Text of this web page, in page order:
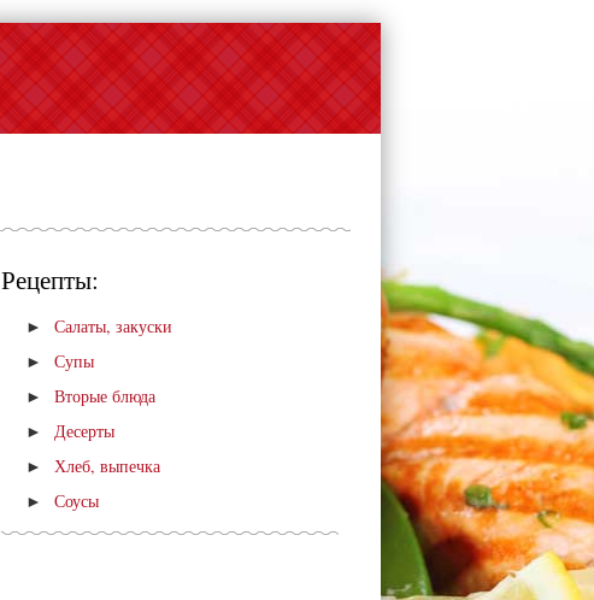
Рецепты:
►
Салаты, закуски
►
Супы
►
Вторые блюда
►
Десерты
►
Хлеб, выпечка
►
Соусы